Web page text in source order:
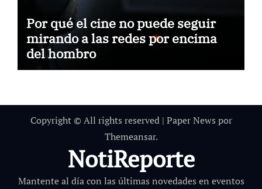
Por qué el cine no puede seguir
mirando a las redes por encima
del hombro
Copyright © All rights reserved | Paper News por
Themeansar.
NotiReporte
Mantente al día con las últimas novedades en eventos